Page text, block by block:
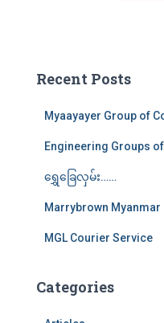
Recent Posts
Myaayayer Group of
Engineering Groups
ရွှေခြေလှမ်း……
Marrybrown Myanmar
MGL Courier Service
Categories